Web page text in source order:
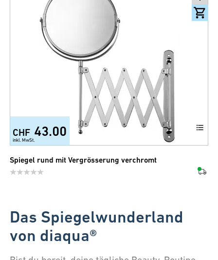
CHF 43.00
inkl. MwSt.
Spiegel rund mit Vergrösserung verchromt
Das Spiegelwunderland
von diaqua®